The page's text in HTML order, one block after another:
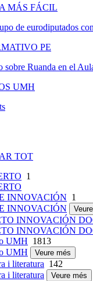
MÁS FÁCIL
de eurodiputados
PE
sobre Ruanda en el
UMH
TOT
1
INNOVACIÓN 1
INNOVACIÓN
INNOVACIÓN
INNOVACIÓN
UMH 1813
UMH
Veure més
i literatura 142
i literatura
Veure més